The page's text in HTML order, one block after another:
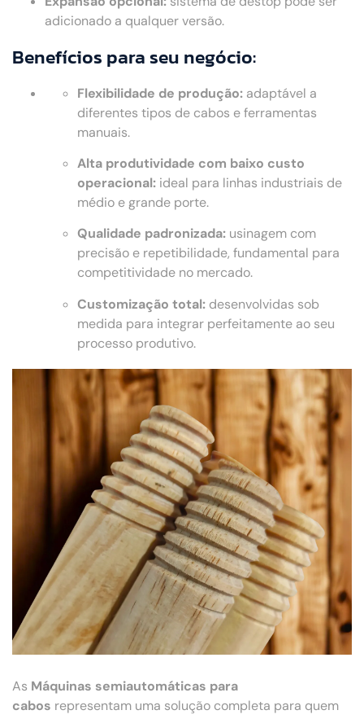
adicionado a qualquer versão.
Benefícios para seu negócio:
Flexibilidade de produção: adaptável a
diferentes tipos de cabos e ferramentas
manuais.
Alta produtividade com baixo custo
operacional: ideal para linhas industriais de
médio e grande porte.
Qualidade padronizada: usinagem com
precisão e repetibilidade, fundamental para
competitividade no mercado.
Customização total: desenvolvidas sob
medida para integrar perfeitamente ao seu
processo produtivo.
As Máquinas semiautomáticas para
cabos representam uma solução completa para quem